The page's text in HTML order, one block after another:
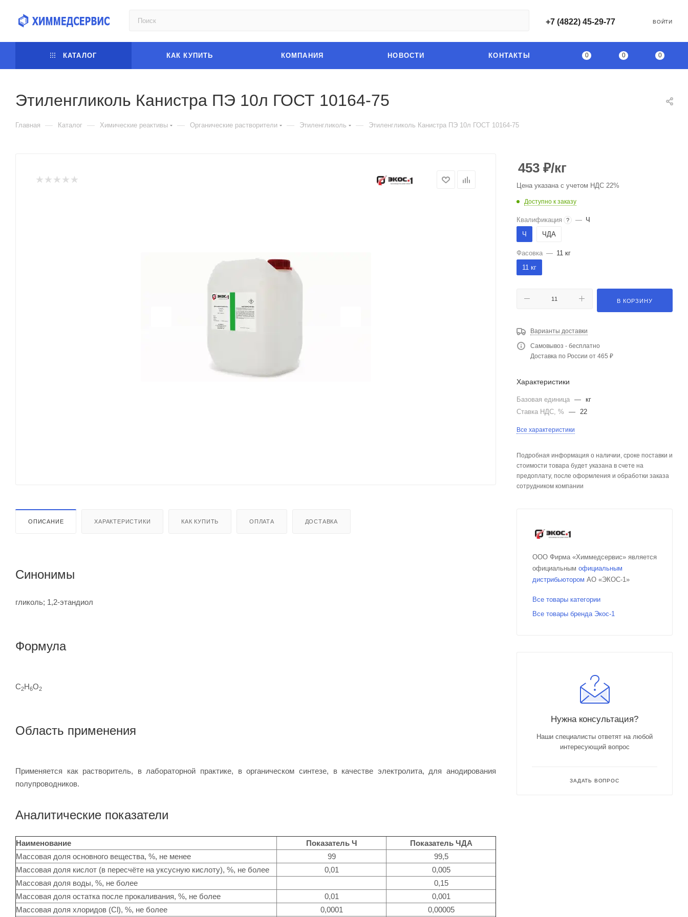
+7 (4822) 45-29-77 ВОЙТИ
0 0 0
КАТАЛОГ КАК КУПИТЬ КОМПАНИЯ НОВОСТИ КОНТАКТЫ
Этиленгликоль Канистра ПЭ 10л ГОСТ 10164-75
Главная — Каталог — Химические реактивы — Органические растворители — Этиленгликоль — Этиленгликоль Канистра ПЭ 10л ГОСТ 10164-75
ОПИСАНИЕ ХАРАКТЕРИСТИКИ КАК КУПИТЬ ОПЛАТА ДОСТАВКА
Синонимы
гликоль; 1,2-этандиол
Формула
C2H6O2
Область применения
Применяется как растворитель, в лабораторной практике, в органическом синтезе, в качестве электролита, для анодирования
полупроводников.
Аналитические показатели
Наименование Показатель Ч
Показатель ЧДА
Массовая доля основного вещества, %, не менее
99
99,5
Массовая доля кислот (в пересчёте на уксусную кислоту), %, не более
0,01
0,005
Массовая доля воды, %, не более
0,15
Массовая доля остатка после прокаливания, %, не более
0,01
0,001
Массовая доля хлоридов (Cl), %, не более
0,0001 0,00005
453 ₽/кг
Цена указана с учетом НДС 22%
Доступно к заказу
Квалификация ? — Ч
Ч
ЧДА
Фасовка — 11 кг
11 кг
В КОРЗИНУ
Варианты доставки
Самовывоз - бесплатно
Доставка по России от 465 ₽
Характеристики
Базовая единица — кг
Ставка НДС, %
— 22
Все характеристики
Подробная информация о наличии, сроке поставки и
стоимости товара будет указана в счете на
предоплату, после оформления и обработки заказа
сотрудником компании
ООО Фирма «Химмедсервис» является
официальным официальным
дистрибьютором АО «ЭКОС-1»
Все товары категории
Все товары бренда Экос-1
Нужна консультация?
Наши специалисты ответят на любой
интересующий вопрос
ЗАДАТЬ ВОПРОС